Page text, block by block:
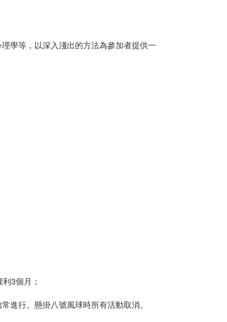
學等，以深入淺出的方法為參加者提供一
3個月；
進行。懸掛八號風球時所有活動取消。